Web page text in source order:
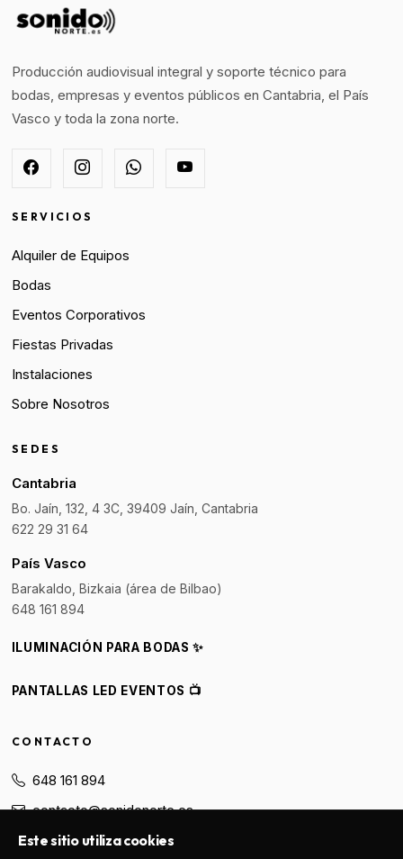
Producción audiovisual integral y soporte técnico para
bodas, empresas y eventos públicos en Cantabria, el País
Vasco y toda la zona norte.
SERVICIOS
Alquiler de Equipos
Bodas
Eventos Corporativos
Fiestas Privadas
Instalaciones
Sobre Nosotros
SEDES
Cantabria
Bo. Jaín, 132, 4 3C, 39409 Jaín, Cantabria
622 29 31 64
País Vasco
Barakaldo, Bizkaia (área de Bilbao)
648 161 894
ILUMINACIÓN PARA BODAS ✨
PANTALLAS LED EVENTOS 📺
CONTACTO
648 161 894
contacto@sonidonorte.es
WhatsApp
Este sitio utiliza cookies